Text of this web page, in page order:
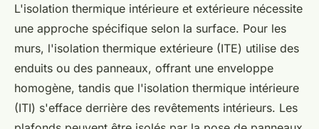
L'isolation thermique intérieure et extérieure nécessite
une approche spécifique selon la surface. Pour les
murs, l'isolation thermique extérieure (ITE) utilise des
enduits ou des panneaux, offrant une enveloppe
homogène, tandis que l'isolation thermique intérieure
(ITI) s'efface derrière des revêtements intérieurs. Les